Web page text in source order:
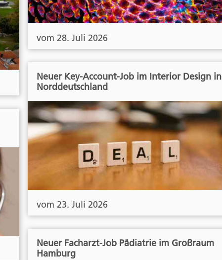
vom 28. Juli 2026
Neuer Key-Account-Job im Interior Design in
Norddeutschland
vom 23. Juli 2026
Neuer Facharzt-Job Pädiatrie im Großraum
Hamburg